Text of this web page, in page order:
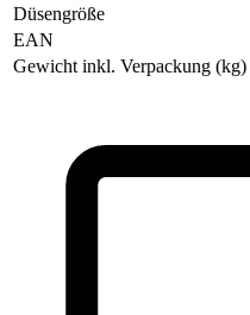
Düsengröße
EAN
Gewicht inkl. Verpackung (kg)